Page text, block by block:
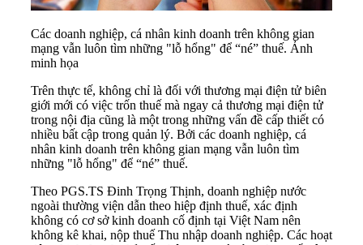
Các doanh nghiệp, cá nhân kinh doanh trên không gian
mạng vẫn luôn tìm những "lỗ hổng" để “né” thuế. Ảnh
minh họa
Trên thực tế, không chỉ là đối với thương mại điện tử biên
giới mới có việc trốn thuế mà ngay cả thương mại điện tử
trong nội địa cũng là một trong những vấn đề cấp thiết có
nhiều bất cập trong quản lý. Bởi các doanh nghiệp, cá
nhân kinh doanh trên không gian mạng vẫn luôn tìm
những "lỗ hổng" để “né” thuế.
Theo PGS.TS Đinh Trọng Thịnh, doanh nghiệp nước
ngoài thường viện dẫn theo hiệp định thuế, xác định
không có cơ sở kinh doanh cố định tại Việt Nam nên
không kê khai, nộp thuế Thu nhập doanh nghiệp. Các hoạt